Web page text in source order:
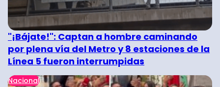
"¡Bájate!": Captan a hombre caminando
por plena vía del Metro y 8 estaciones de la
Línea 5 fueron interrumpidas
Nacional